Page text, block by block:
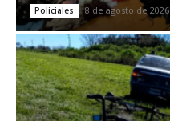
Policiales 8 de agosto de 2026